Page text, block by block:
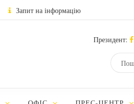
Запит на інформацію
Президент: